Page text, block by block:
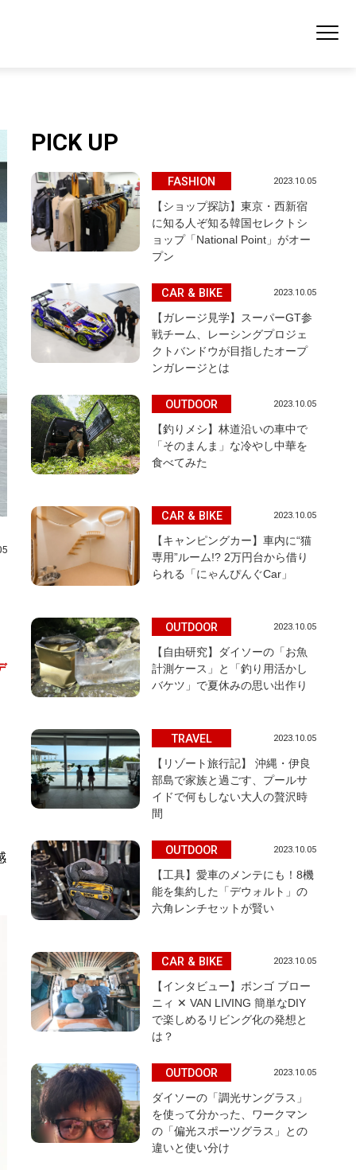
PICK UP
FASHION 2023.10.05
【ショップ探訪】東京・西新宿
に知る人ぞ知る韓国セレクトシ
ョップ「National Point」がオー
プン
CAR & BIKE 2023.10.05
【ガレージ見学】スーパーGT参
戦チーム、レーシングプロジェ
クトバンドウが目指したオープ
ンガレージとは
OUTDOOR 2023.10.05
【釣りメシ】林道沿いの車中で
「そのまんま」な冷やし中華を
食べてみた
CAR & BIKE 2023.10.05
【キャンピングカー】車内に“猫
専用”ルーム!? 2万円台から借り
られる「にゃんぴんぐCar」
OUTDOOR 2023.10.05
【自由研究】ダイソーの「お魚
計測ケース」と「釣り用活かし
バケツ」で夏休みの思い出作り
TRAVEL 2023.10.05
【リゾート旅行記】 沖縄・伊良
部島で家族と過ごす、プールサ
イドで何もしない大人の贅沢時
間
OUTDOOR 2023.10.05
【工具】愛車のメンテにも！8機
能を集約した「デウォルト」の
六角レンチセットが賢い
CAR & BIKE 2023.10.05
【インタビュー】ボンゴ ブロー
ニィ ✕ VAN LIVING 簡単なDIY
で楽しめるリビング化の発想と
は？
OUTDOOR 2023.10.05
ダイソーの「調光サングラス」
を使って分かった、ワークマン
の「偏光スポーツグラス」との
違いと使い分け